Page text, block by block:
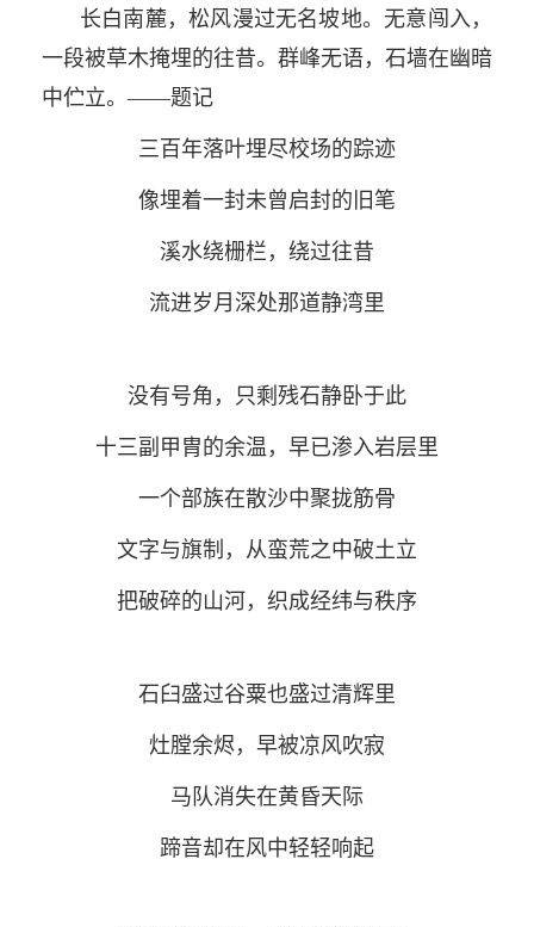
长白南麓，松风漫过无名坡地。无意闯入，
一段被草木掩埋的往昔。群峰无语，石墙在幽暗
中伫立。——题记
三百年落叶埋尽校场的踪迹
像埋着一封未曾启封的旧笔
溪水绕栅栏，绕过往昔
流进岁月深处那道静湾里
没有号角，只剩残石静卧于此
十三副甲胄的余温，早已渗入岩层里
一个部族在散沙中聚拢筋骨
文字与旗制，从蛮荒之中破土立
把破碎的山河，织成经纬与秩序
石臼盛过谷粟也盛过清辉里
灶膛余烬，早被凉风吹寂
马队消失在黄昏天际
蹄音却在风中轻轻响起